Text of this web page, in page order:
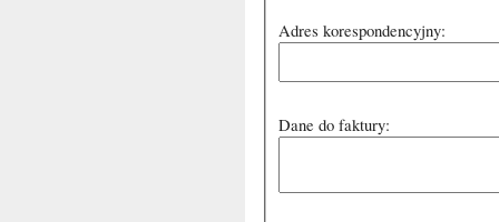
Adres korespondencyjny:
Dane do faktury: